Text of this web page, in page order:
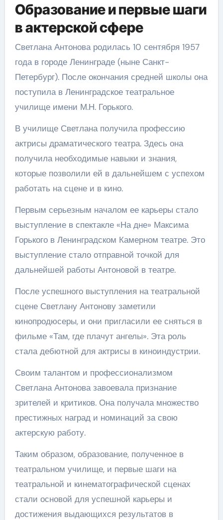
Образование и первые шаги
в актерской сфере
Светлана Антонова родилась 10 сентября 1957
года в городе Ленинграде (ныне Санкт-
Петербург). После окончания средней школы она
поступила в Ленинградское театральное
училище имени М.Н. Горького.
В училище Светлана получила профессию
актрисы драматического театра. Здесь она
получила необходимые навыки и знания,
которые позволили ей в дальнейшем с успехом
работать на сцене и в кино.
Первым серьезным началом ее карьеры стало
выступление в спектакле «На дне» Максима
Горького в Ленинградском Камерном театре. Это
выступление стало отправной точкой для
дальнейшей работы Антоновой в театре.
После успешного выступления на театральной
сцене Светлану Антонову заметили
кинопродюсеры, и они пригласили ее сняться в
фильме «Там, где плачут ангелы». Эта роль
стала дебютной для актрисы в киноиндустрии.
Своим талантом и профессионализмом
Светлана Антонова завоевала признание
зрителей и критиков. Она получала множество
престижных наград и номинаций за свою
актерскую работу.
Таким образом, образование, полученное в
театральном училище, и первые шаги на
театральной и кинематографической сценах
стали основой для успешной карьеры и
достижения выдающихся результатов в